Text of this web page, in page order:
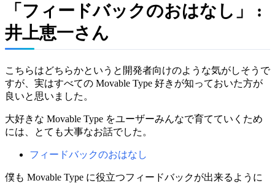
「フィードバックのおはなし」 :
井上恵一さん
こちらはどちらかというと開発者向けのような気がしそうで
すが、実はすべての Movable Type 好きが知っておいた方が
良いと思いました。
大好きな Movable Type をユーザーみんなで育てていくため
には、とても大事なお話でした。
フィードバックのおはなし
僕も Movable Type に役立つフィードバックが出来るように